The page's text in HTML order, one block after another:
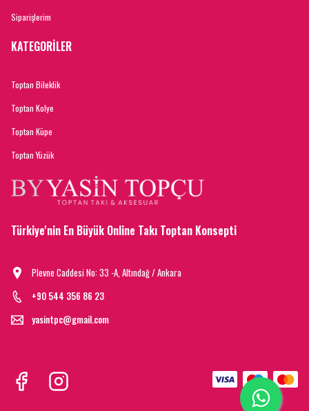
Siparişlerim
KATEGORİLER
Toptan Bileklik
Toptan Kolye
Toptan Küpe
Toptan Yüzük
Türkiye'nin En Büyük Online Takı Toptan Konsepti
Plevne Caddesi No: 33 -A, Altındağ / Ankara
+90 544 356 86 23
yasintpc@gmail.com